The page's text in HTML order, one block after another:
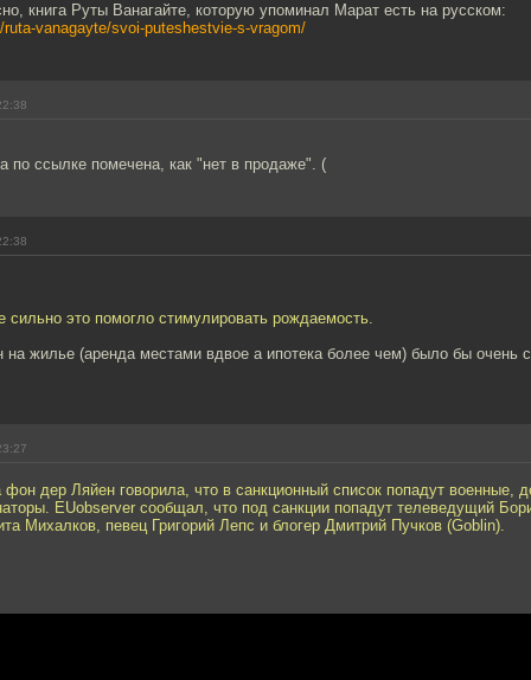
книга Руты Ванагайте, которую упоминал Марат есть на русском:
vanagayte/svoi-puteshestvie-s-vragom/
по ссылке помечена, как "нет в продаже". (
сильно это помогло стимулировать рождаемость.
на жилье (аренда местами вдвое а ипотека более чем) было бы очень
дер Ляйен говорила, что в санкционный список попадут военные,
EUobserver сообщал, что под санкции попадут телеведущий
Михалков, певец Григорий Лепс и блогер Дмитрий Пучков (Goblin).